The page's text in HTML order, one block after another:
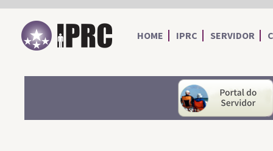
IPRC
HOME IPRC SERVIDOR